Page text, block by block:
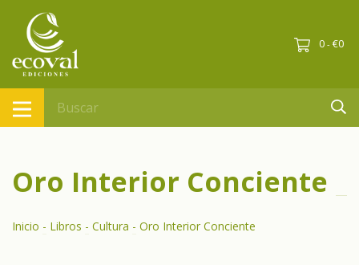
0 - €0
Oro Interior Conciente
Inicio - Libros - Cultura - Oro Interior Conciente